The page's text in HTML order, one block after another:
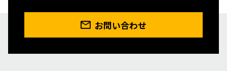
お問い合わせ